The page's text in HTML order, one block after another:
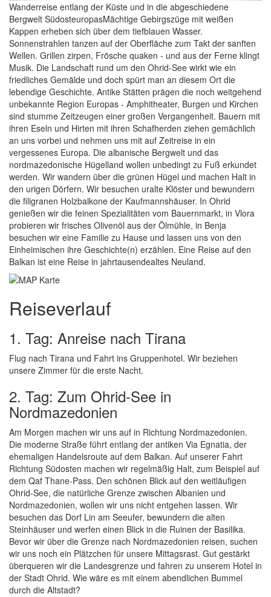
Wanderreise entlang der Küste und in die abgeschiedene
Bergwelt SüdosteuropasMächtige Gebirgszüge mit weißen
Kappen erheben sich über dem tiefblauen Wasser.
Sonnenstrahlen tanzen auf der Oberfläche zum Takt der sanften
Wellen. Grillen zirpen, Frösche quaken - und aus der Ferne klingt
Musik. Die Landschaft rund um den Ohrid-See wirkt wie ein
friedliches Gemälde und doch spürt man an diesem Ort die
lebendige Geschichte. Antike Stätten prägen die noch weitgehend
unbekannte Region Europas - Amphitheater, Burgen und Kirchen
sind stumme Zeitzeugen einer großen Vergangenheit. Bauern mit
ihren Eseln und Hirten mit ihren Schafherden ziehen gemächlich
an uns vorbei und nehmen uns mit auf Zeitreise in ein
vergessenes Europa. Die albanische Bergwelt und das
nordmazedonische Hügelland wollen unbedingt zu Fuß erkundet
werden. Wir wandern über die grünen Hügel und machen Halt in
den urigen Dörfern. Wir besuchen uralte Klöster und bewundern
die filigranen Holzbalkone der Kaufmannshäuser. In Ohrid
genießen wir die feinen Spezialitäten vom Bauernmarkt, in Vlora
probieren wir frisches Olivenöl aus der Ölmühle, in Benja
besuchen wir eine Familie zu Hause und lassen uns von den
Einheimischen ihre Geschichte(n) erzählen. Eine Reise auf den
Balkan ist eine Reise in jahrtausendealtes Neuland.
Reiseverlauf
1. Tag: Anreise nach Tirana
Flug nach Tirana und Fahrt ins Gruppenhotel. Wir beziehen
unsere Zimmer für die erste Nacht.
2. Tag: Zum Ohrid-See in
Nordmazedonien
Am Morgen machen wir uns auf in Richtung Nordmazedonien.
Die moderne Straße führt entlang der antiken Via Egnatia, der
ehemaligen Handelsroute auf dem Balkan. Auf unserer Fahrt
Richtung Südosten machen wir regelmäßig Halt, zum Beispiel auf
dem Qaf Thane-Pass. Den schönen Blick auf den weitläufigen
Ohrid-See, die natürliche Grenze zwischen Albanien und
Nordmazedonien, wollen wir uns nicht entgehen lassen. Wir
besuchen das Dorf Lin am Seeufer, bewundern die alten
Steinhäuser und werfen einen Blick in die Ruinen der Basilika.
Bevor wir über die Grenze nach Nordmazedonien reisen, suchen
wir uns noch ein Plätzchen für unsere Mittagsrast. Gut gestärkt
überqueren wir die Landesgrenze und fahren zu unserem Hotel in
der Stadt Ohrid. Wie wäre es mit einem abendlichen Bummel
durch die Altstadt?